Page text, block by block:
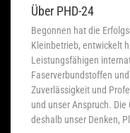
Über PHD-24
Begonnen hat die
Kleinbetrieb, entwickelt
Leistungsfähigen
Faserverbundstoffen
Zuverlässigkeit und
und unser Anspruch.
deshalb unser Denken,